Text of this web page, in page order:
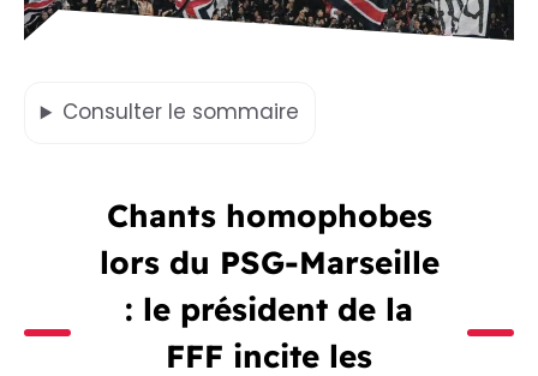
Consulter le sommaire
Chants homophobes
lors du PSG-Marseille
: le président de la
FFF incite les